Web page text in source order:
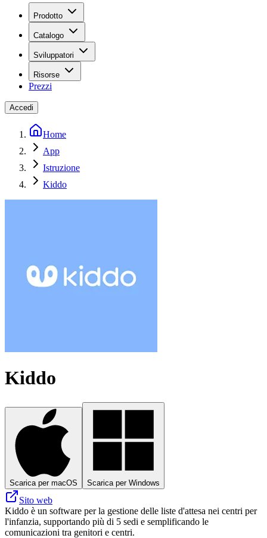
Prodotto
Catalogo
Sviluppatori
Risorse
Prezzi
Accedi
Home
App
Istruzione
Kiddo
Kiddo
Scarica per macOS Scarica per Windows
Sito web
Kiddo è un software per la gestione delle liste d'attesa nei centri per
l'infanzia, supportando più di 5 sedi e semplificando le
comunicazioni tra genitori e centri.